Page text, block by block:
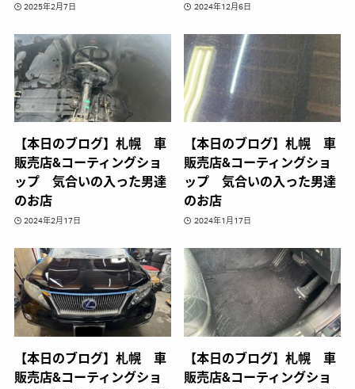
2025年2月7日 2024年12月6日
【本日のブログ】札幌 車
販売店&コーティングショ
ップ 気合いの入った男達
のお店
2024年2月17日
【本日のブログ】札幌 車
販売店&コーティングショ
ップ 気合いの入った男達
のお店
2024年1月17日
【本日のブログ】札幌 車
販売店&コーティングショ
【本日のブログ】札幌 車
販売店&コーティングショ